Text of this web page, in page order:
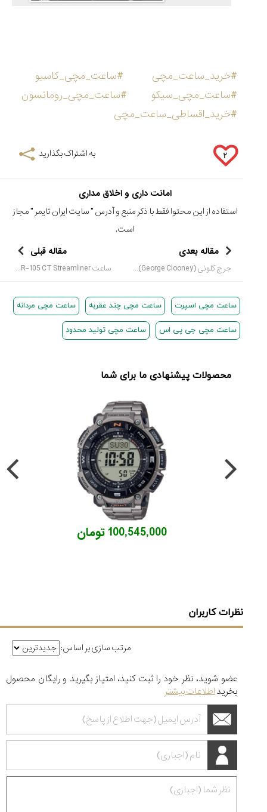
#خرید_ساعت_مچی
#ساعت_مچی_کاسیو
#ساعت_مچی_سیکو
#ساعت_مچی_رومانسون
#خرید_اقساطی_ساعت_مچی
۲ به اشتراک بگذارید
امانت داری و اخلاق مداری
استفاده از این محتوا فقط با ذکر منبع و آدرس "سایت ایران تایمر " مجاز
است.
مقاله بعدی
جرج کلونی (George Clooney) با ساعت اومگا سی‌مستر آکوا تِرا
مقاله قبلی
ساعت UR-105 CT Streamliner یادبود 20 امین سالگرد اورورک
ساعت مچی اسپرت ساعت مچی چند عقربه ساعت مچی مردانه
ساعت مچی جی پی اس ساعت مچی تولید محدود
محصولات پیشنهادی ما برای شما
100,545,000 تومان
نظرات کاربران
مرتب سازی بر اساس:
عضو شوید، نظر خود را ثبت کنید، امتیاز بگیرید و رایگان محصول
بخریداطلاعات بیشتر